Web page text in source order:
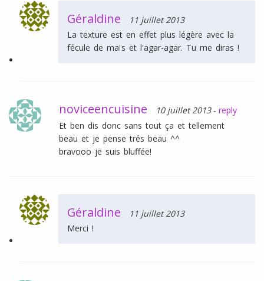
Géraldine
11 juillet 2013
La texture est en effet plus légère avec la
fécule de maïs et l'agar-agar. Tu me diras !
noviceencuisine 10 juillet 2013 - reply
Et ben dis donc sans tout ça et tellement
beau et je pense trés beau ^^
bravooo je suis bluffée!
Géraldine
11 juillet 2013
Merci !